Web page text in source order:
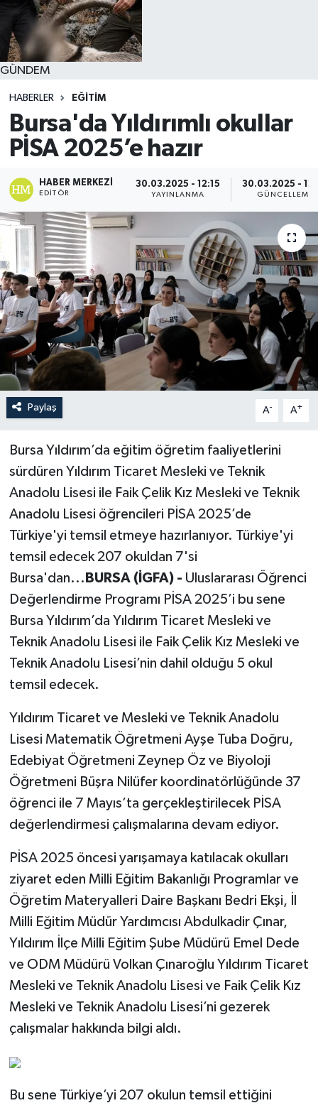
GÜNDEM
HABERLER EĞİTİM
Bursa'da Yıldırımlı okullar
PİSA 2025’e hazır
HABER MERKEZI
EDITÖR
30.03.2025 - 12:15
YAYINLANMA
30.03.2025 -
GÜNCELLEME
Paylaş A- A+
Bursa Yıldırım’da eğitim öğretim faaliyetlerini
sürdüren Yıldırım Ticaret Mesleki ve Teknik
Anadolu Lisesi ile Faik Çelik Kız Mesleki ve Teknik
Anadolu Lisesi öğrencileri PİSA 2025’de
Türkiye'yi temsil etmeye hazırlanıyor. Türkiye'yi
temsil edecek 207 okuldan 7'si
Bursa'dan... BURSA (İGFA) - Uluslararası Öğrenci
Değerlendirme Programı PİSA 2025’i bu sene
Bursa Yıldırım’da Yıldırım Ticaret Mesleki ve
Teknik Anadolu Lisesi ile Faik Çelik Kız Mesleki ve
Teknik Anadolu Lisesi’nin dahil olduğu 5 okul
temsil edecek.
Yıldırım Ticaret ve Mesleki ve Teknik Anadolu
Lisesi Matematik Öğretmeni Ayşe Tuba Doğru,
Edebiyat Öğretmeni Zeynep Öz ve Biyoloji
Öğretmeni Büşra Nilüfer koordinatörlüğünde 37
öğrenci ile 7 Mayıs’ta gerçekleştirilecek PİSA
değerlendirmesi çalışmalarına devam ediyor.
PİSA 2025 öncesi yarışamaya katılacak okulları
ziyaret eden Milli Eğitim Bakanlığı Programlar ve
Öğretim Materyalleri Daire Başkanı Bedri Ekşi, İl
Milli Eğitim Müdür Yardımcısı Abdulkadir Çınar,
Yıldırım İlçe Milli Eğitim Şube Müdürü Emel Dede
ve ODM Müdürü Volkan Çınaroğlu Yıldırım Ticaret
Mesleki ve Teknik Anadolu Lisesi ve Faik Çelik Kız
Mesleki ve Teknik Anadolu Lisesi’ni gezerek
çalışmalar hakkında bilgi aldı.
Bu sene Türkiye’yi 207 okulun temsil ettiğini